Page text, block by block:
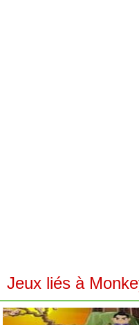
Jeux liés à